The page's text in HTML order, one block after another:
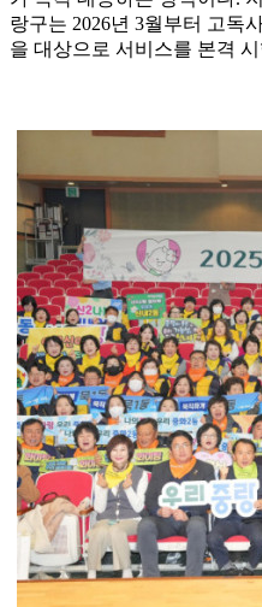
랑구는 2026년 3월부터 고독
을 대상으로 서비스를 본격